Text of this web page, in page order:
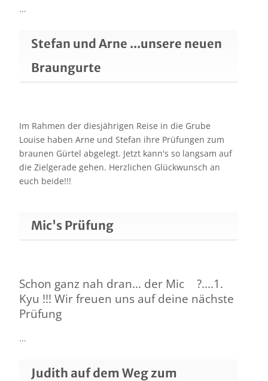
...
Stefan und Arne ...unsere neuen
Braungurte
Im Rahmen der diesjährigen Reise in die Grube
Louise haben Arne und Stefan ihre Prüfungen zum
braunen Gürtel abgelegt. Jetzt kann's so langsam auf
die Zielgerade gehen. Herzlichen Glückwunsch an
euch beide!!!
Mic's Prüfung
Schon ganz nah dran... der Mic ?....1.
Kyu !!! Wir freuen uns auf deine nächste
Prüfung
...
Judith auf dem Weg zum